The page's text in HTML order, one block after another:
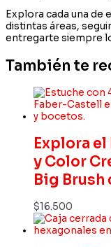
Explora cada una de
distintas áreas,
entregarte siempre
También te
Explora
y Color
Big Brush
$16.500